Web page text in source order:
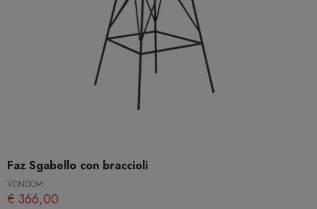
Faz Sgabello con braccioli
VONDOM
€ 366,00